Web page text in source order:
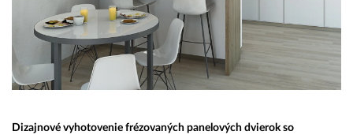
Dizajnové vyhotovenie frézovaných panelových dvierok so